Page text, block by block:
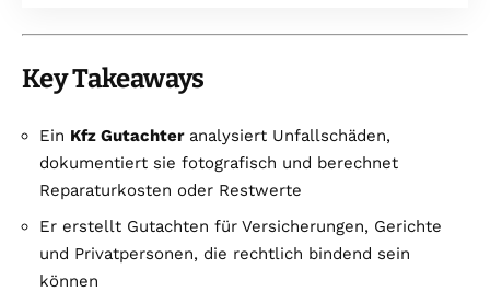
Key Takeaways
Ein Kfz Gutachteranalysiert Unfallschäden,
dokumentiert sie fotografisch und berechnet
Reparaturkosten oder Restwerte
Er erstellt Gutachten für Versicherungen, Gerichte
und Privatpersonen, die rechtlich bindend sein
können